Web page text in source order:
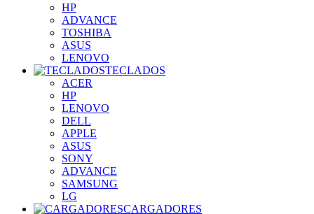
HP
ADVANCE
TOSHIBA
ASUS
LENOVO
TECLADOS
ACER
HP
LENOVO
DELL
APPLE
ASUS
SONY
ADVANCE
SAMSUNG
LG
CARGADORES